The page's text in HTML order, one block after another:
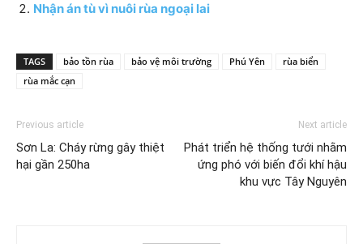
Nhận án tù vì nuôi rùa ngoại lai
TAGS bảo tồn rùa bảo vệ môi trường Phú Yên
rùa biển
rùa mắc cạn
Previous article
Sơn La: Cháy rừng gây thiệt
hại gần 250ha
Next article
Phát triển hệ thống tưới nhằm
ứng phó với biến đổi khí hậu
khu vực Tây Nguyên